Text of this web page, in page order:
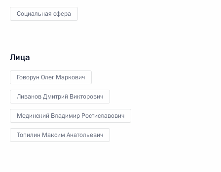
Социальная сфера
Лица
Говорун Олег Маркович
Ливанов Дмитрий Викторович
Мединский Владимир Ростиславович
Топилин Максим Анатольевич